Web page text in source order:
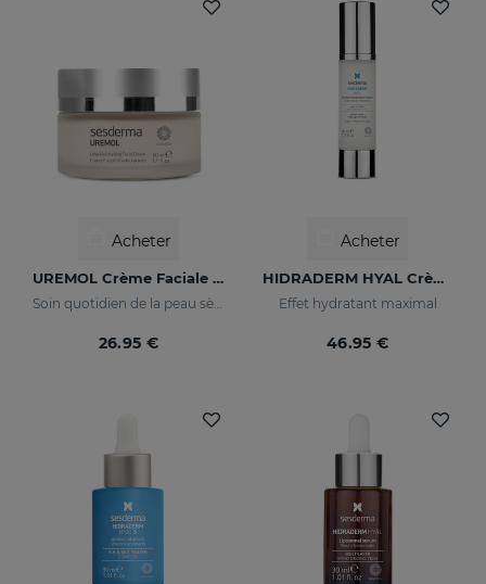
Acheter
UREMOL Crème Faciale Ultrahydrante
Soin quotidien de la peau sèche et très sèche
26.95 €
Acheter
HIDRADERM HYAL Crème Hydratante
Effet hydratant maximal
46.95 €